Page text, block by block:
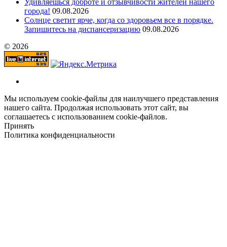
Удивляешься доброте и отзывчивости жителей нашего
города! 09.08.2026
Солнце светит ярче, когда со здоровьем все в порядке.
Запишитесь на диспансеризацию 09.08.2026
© 2026
Мы используем cookie-файлы для наилучшего представления
нашего сайта. Продолжая использовать этот сайт, вы
соглашаетесь с использованием cookie-файлов.
Принять
Политика конфиденциальности